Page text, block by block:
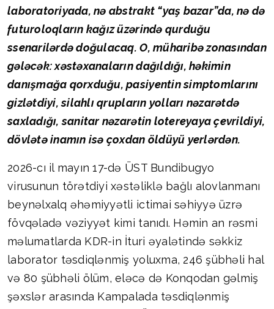
laboratoriyada, nə abstrakt “yaş bazar”da, nə də
futuroloqların kağız üzərində qurduğu
ssenarilərdə doğulacaq. O, müharibə zonasından
gələcək: xəstəxanaların dağıldığı, həkimin
danışmağa qorxduğu, pasiyentin simptomlarını
gizlətdiyi, silahlı qrupların yolları nəzarətdə
saxladığı, sanitar nəzarətin lotereyaya çevrildiyi,
dövlətə inamın isə çoxdan öldüyü yerlərdən.
2026-cı il mayın 17-də ÜST Bundibugyo
virusunun törətdiyi xəstəliklə bağlı alovlanmanı
beynəlxalq əhəmiyyətli ictimai səhiyyə üzrə
fövqəladə vəziyyət kimi tanıdı. Həmin an rəsmi
məlumatlarda KDR-in İturi əyalətində səkkiz
laborator təsdiqlənmiş yoluxma, 246 şübhəli hal
və 80 şübhəli ölüm, eləcə də Konqodan gəlmiş
şəxslər arasında Kampalada təsdiqlənmiş